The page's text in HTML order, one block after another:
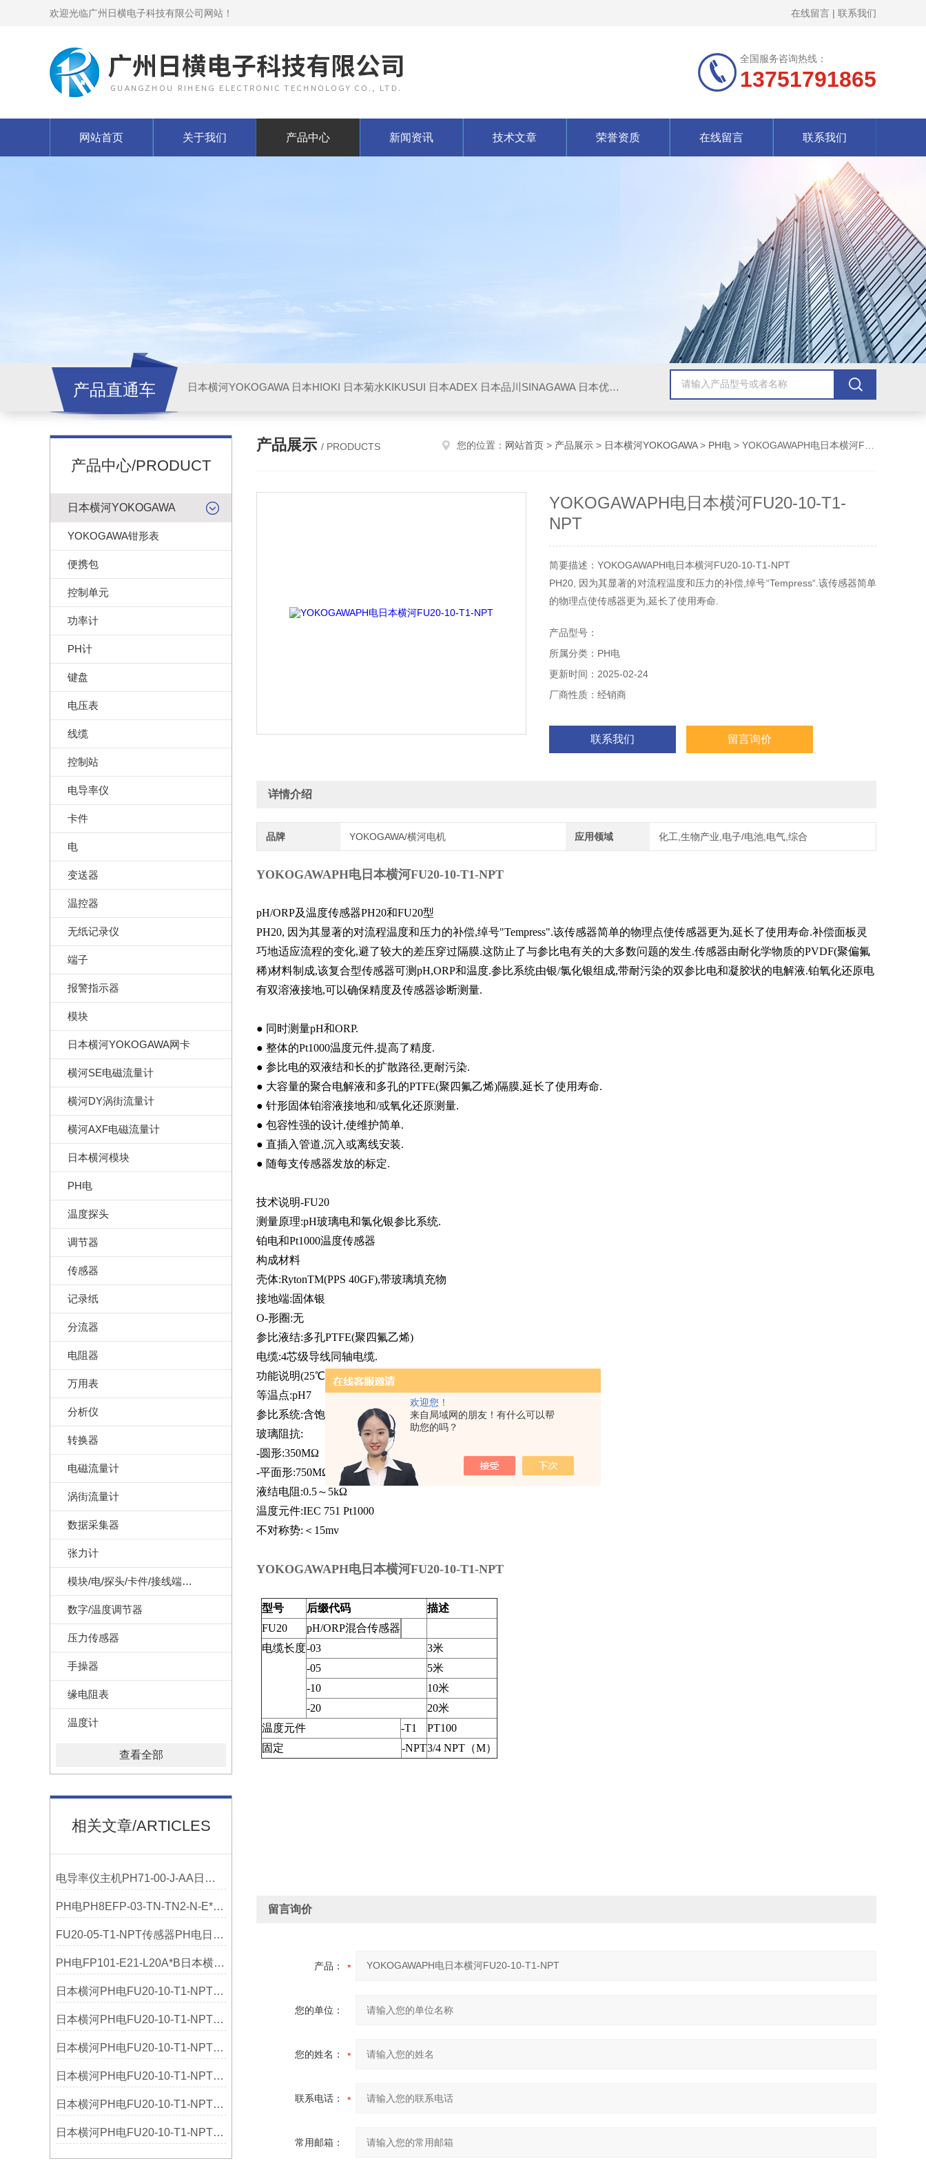
欢迎您！
来自局域网的朋友！有什么可以帮
助您的吗？
欢迎光临广州日横电子科技有限公司网站！ 在线留言 | 联系我们
全国服务咨询热线：
13751791865
网站首页 关于我们 产品中心 新闻资讯 技术文章 荣誉资质 在线留言 联系我们
产品直通车 日本横河YOKOGAWA 日本HIOKI 日本菊水KIKUSUI 日本ADEX 日本品川SINAGAWA 日本优利UNITTA 美国安捷伦Agilent 美国泰克Tektronix 美国罗斯蒙/艾默生
产品中心/PRODUCT
日本横河YOKOGAWA
YOKOGAWA钳形表
便携包
控制单元
功率计
PH计
键盘
电压表
线缆
控制站
电导率仪
卡件
电
变送器
温控器
无纸记录仪
端子
报警指示器
模块
日本横河YOKOGAWA网卡
横河SE电磁流量计
横河DY涡街流量计
横河AXF电磁流量计
日本横河模块
PH电
温度探头
调节器
传感器
记录纸
分流器
电阻器
万用表
分析仪
转换器
电磁流量计
涡街流量计
数据采集器
张力计
模块/电/探头/卡件/接线端子/记录纸
数字/温度调节器
压力传感器
手操器
缘电阻表
温度计
查看全部
相关文章/ARTICLES
电导率仪主机PH71-00-J-AA日本横河YOKOGAWA技术参数
PH电PH8EFP-03-TN-TN2-N-E*A日本横河原装参数
FU20-05-T1-NPT传感器PH电日本横河YOKOGAWA参数
PH电FP101-E21-L20A*B日本横河YOKOGAWA参数
日本横河PH电FU20-10-T1-NPT其他文章
日本横河PH电FU20-10-T1-NPT行业标准
日本横河PH电FU20-10-T1-NPT论文
日本横河PH电FU20-10-T1-NPT工作原理
日本横河PH电FU20-10-T1-NPT仪器文献
日本横河PH电FU20-10-T1-NPT解决方案
产品展示 / PRODUCTS 您的位置： 网站首页 > 产品展示 > 日本横河YOKOGAWA> PH电 > YOKOGAWAPH电日本横河FU20-10-T1-NPT
YOKOGAWAPH电日本横河FU20-10-T1-
NPT
简要描述：YOKOGAWAPH电日本横河FU20-10-T1-NPT
PH20, 因为其显著的对流程温度和压力的补偿,绰号“Tempress“.该传感器简单
的物理点使传感器更为,延长了使用寿命.
产品型号：
所属分类：PH电
更新时间：2025-02-24
厂商性质：经销商
联系我们 留言询价
详情介绍
品牌 YOKOGAWA/横河电机 应用领域 化工,生物产业,电子/电池,电气,综合
YOKOGAWAPH电日本横河FU20-10-T1-NPT
pH/ORP及温度传感器PH20和FU20型
PH20, 因为其显著的对流程温度和压力的补偿,绰号"Tempress".该传感器简单的物理点使传感器更为,延长了使用寿命.补偿面板灵
巧地适应流程的变化,避了较大的差压穿过隔膜.这防止了与参比电有关的大多数问题的发生.传感器由耐化学物质的PVDF(聚偏氟
稀)材料制成,该复合型传感器可测pH,ORP和温度.参比系统由银/氯化银组成,带耐污染的双参比电和凝胶状的电解液.铂氧化还原电
有双溶液接地,可以确保精度及传感器诊断测量.
● 同时测量pH和ORP.
● 整体的Pt1000温度元件,提高了精度.
● 参比电的双液结和长的扩散路径,更耐污染.
● 大容量的聚合电解液和多孔的PTFE(聚四氟乙烯)隔膜,延长了使用寿命.
● 针形固体铂溶液接地和/或氧化还原测量.
● 包容性强的设计,使维护简单.
● 直插入管道,沉入或离线安装.
● 随每支传感器发放的标定.
技术说明-FU20
测量原理:pH玻璃电和氯化银参比系统.
铂电和Pt1000温度传感器
构成材料
壳体:RytonTM(PPS 40GF),带玻璃填充物
接地端:固体银
O-形圈:无
参比液结:多孔PTFE(聚四氟乙烯)
电缆:4芯级导线同轴电缆.
功能说明(25℃时)
等温点:pH7
参比系统:含饱合KCL的Ag/AgCL
玻璃阻抗:
-圆形:350MΩ
-平面形:750MΩ
液结电阻:0.5～5kΩ
温度元件:IEC 751 Pt1000
不对称势:＜15mv
YOKOGAWAPH电日本横河FU20-10-T1-NPT
型号 后缀代码
描述
FU20
pH/ORP混合传感器
电缆长度-03
3米
-05
5米
-10
10米
-20
20米
温度元件
-T1
PT100
固定
-NPT3/4 NPT（M）
留言询价
产品：
您的单位：
您的姓名：
联系电话：
常用邮箱：